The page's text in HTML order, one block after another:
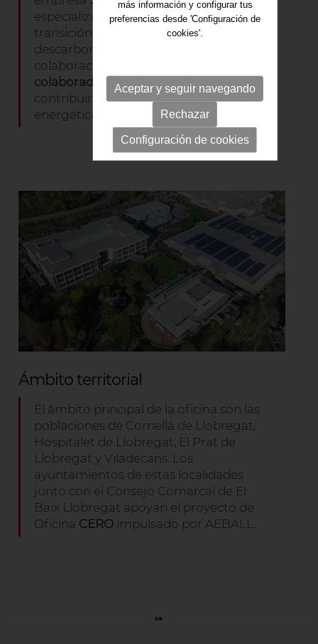
especializada en estrategias de
transición energética y
descarbonización de la industria, y con la
colaboración de otros muchos
colaboradores y aliados
que
contribuirán al proyecto de transición
energética del territorio.
Ámbito territorial
El ámbito principal de la oficina son las
poblaciones de Cornellà de Llobregat,
Hospitalet de Llobregat, El Prat de
Llobregat y Viladecans. Los
ayuntamientos de estas localidades
junto con el Consejo Comarcal de El
Baix Llobregat apoyan el proyecto de
Oficina CEROimpulsado por AEBALL.
más información y configurar tus
preferencias desde 'Configuración de
cookies'.
Aceptar y seguir navegando
Rechazar
Configuración de cookies